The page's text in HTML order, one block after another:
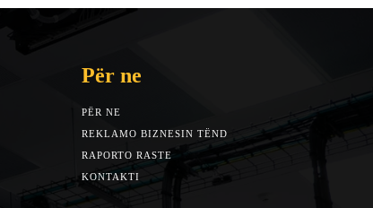
Për ne
PËR NE
REKLAMO BIZNESIN TËND
RAPORTO RASTE
KONTAKTI